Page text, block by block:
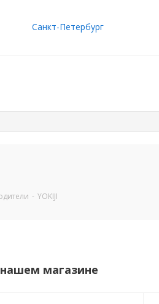
Санкт-Петербург
- YOKIJI
магазине